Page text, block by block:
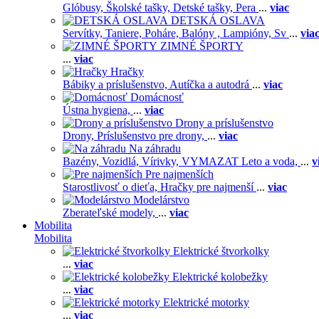
Glóbusy, Školské tašky, Detské tašky, Pera ... viac
DETSKÁ OSLAVA
Servítky, Taniere, Poháre, Balóny , Lampióny, Sv ... viac
ZIMNÉ ŠPORTY
... viac
Hračky
Bábiky a príslušenstvo, Autíčka a autodrá ... viac
Domácnosť
Ústna hygiena, ... viac
Drony a príslušenstvo
Drony, Príslušenstvo pre drony, ... viac
Na záhradu
Bazény, Vozidlá, Vírivky, VYMAZAT Leto a voda, ...
Pre najmenších
Starostlivosť o dieťa, Hračky pre najmenší ... viac
Modelárstvo
Zberateľské modely, ... viac
Mobilita
Mobilita
Elektrické štvorkolky
... viac
Elektrické kolobežky
... viac
Elektrické motorky
... viac